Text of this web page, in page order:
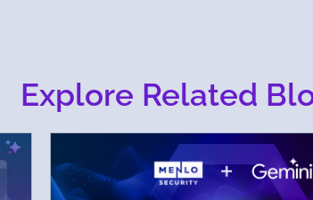
Explore Related